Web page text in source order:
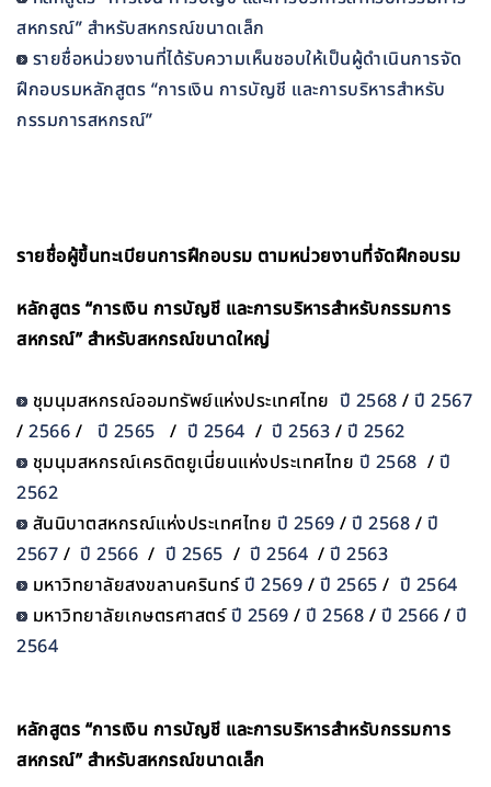
สหกรณ์” สำหรับสหกรณ์ขนาดเล็ก
รายชื่อหน่วยงานที่ได้รับความเห็นชอบให้เป็นผู้ดำเนินการจัด
ฝึกอบรมหลักสูตร “การเงิน การบัญชี และการบริหารสำหรับ
กรรมการสหกรณ์”
รายชื่อผู้ขึ้นทะเบียนการฝึกอบรม ตามหน่วยงานที่จัดฝึกอบรม
หลักสูตร “การเงิน การบัญชี และการบริหารสำหรับกรรมการ
สหกรณ์” สำหรับสหกรณ์ขนาดใหญ่
ชุมนุมสหกรณ์ออมทรัพย์แห่งประเทศไทย ปี 2568 / ปี 2567
/ 2566 / ปี 2565 / ปี 2564 / ปี 2563 / ปี 2562
ชุมนุมสหกรณ์เครดิตยูเนี่ยนแห่งประเทศไทย ปี 2568 / ปี
2562
สันนิบาตสหกรณ์แห่งประเทศไทย ปี 2569 / ปี 2568 / ปี
2567 / ปี 2566 / ปี 2565 / ปี 2564 / ปี 2563
มหาวิทยาลัยสงขลานครินทร์ปี 2569 / ปี 2565 / ปี 2564
มหาวิทยาลัยเกษตรศาสตร์ปี 2569 / ปี 2568 / ปี 2566 / ปี
2564
หลักสูตร “การเงิน การบัญชี และการบริหารสำหรับกรรมการ
สหกรณ์” สำหรับสหกรณ์ขนาดเล็ก